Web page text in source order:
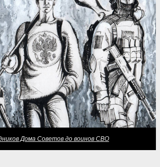
Дома Советов до воинов СВО